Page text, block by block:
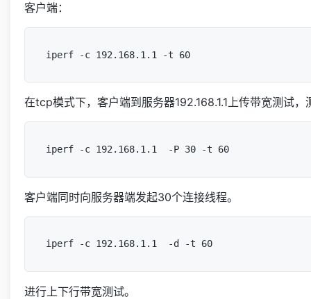
客户端：
iperf -c 192.168.1.1 -t 60
在tcp模式下，客户端到服务器192.168.1.1上传带宽测试
iperf -c 192.168.1.1  -P 30 -t 60
客户端同时向服务器端发起30个连接线程。
iperf -c 192.168.1.1  -d -t 60
进行上下行带宽测试。